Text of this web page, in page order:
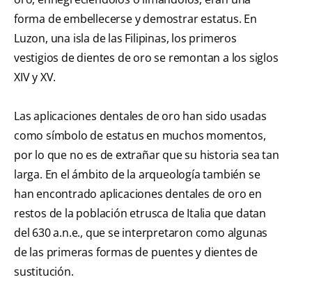
forma de embellecerse y demostrar estatus. En
Luzon, una isla de las Filipinas, los primeros
vestigios de dientes de oro se remontan a los siglos
XIV y XV.
Las aplicaciones dentales de oro han sido usadas
como símbolo de estatus en muchos momentos,
por lo que no es de extrañar que su historia sea tan
larga. En el ámbito de la arqueología también se
han encontrado aplicaciones dentales de oro en
restos de la población etrusca de Italia que datan
del 630 a.n.e., que se interpretaron como algunas
de las primeras formas de puentes y dientes de
sustitución.